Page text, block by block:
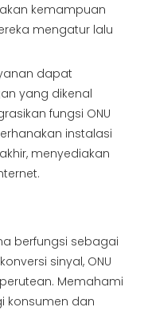
kemampuan
mengatur lalu
dapat
yang dikenal
fungsi ONU
instalasi
menyediakan
berfungsi sebagai
sinyal, ONU
Memahami
konsumen dan